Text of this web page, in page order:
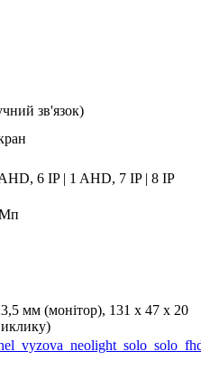
зв'язок)
6 IP | 1 AHD, 7 IP | 8 IP
Мп
мм (монітор), 131 х 47 х 20